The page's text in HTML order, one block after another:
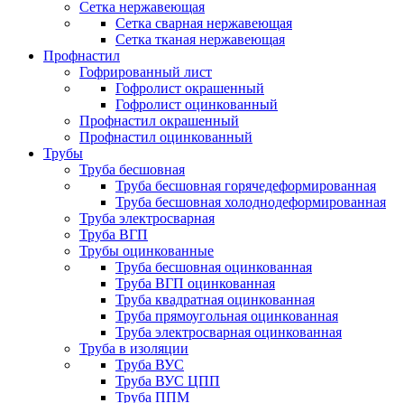
Сетка нержавеющая
Сетка сварная нержавеющая
Сетка тканая нержавеющая
Профнастил
Гофрированный лист
Гофролист окрашенный
Гофролист оцинкованный
Профнастил окрашенный
Профнастил оцинкованный
Трубы
Труба бесшовная
Труба бесшовная горячедеформированная
Труба бесшовная холоднодеформированная
Труба электросварная
Труба ВГП
Трубы оцинкованные
Труба бесшовная оцинкованная
Труба ВГП оцинкованная
Труба квадратная оцинкованная
Труба прямоугольная оцинкованная
Труба электросварная оцинкованная
Труба в изоляции
Труба ВУС
Труба ВУС ЦПП
Труба ППМ